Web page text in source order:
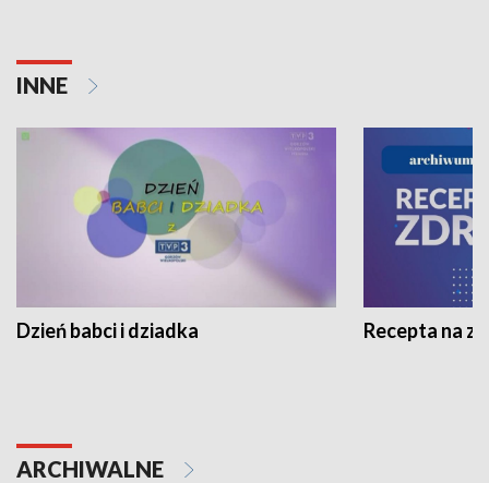
INNE
Dzień babci i dziadka Recepta na
ARCHIWALNE